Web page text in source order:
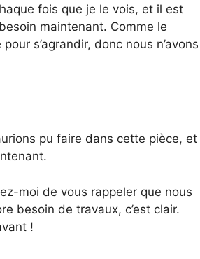
fois que je le vois, et il est
maintenant. Comme le
s’agrandir, donc nous n’avons
pu faire dans cette pièce, et
moi de vous rappeler que nous
besoin de travaux, c’est clair.
!